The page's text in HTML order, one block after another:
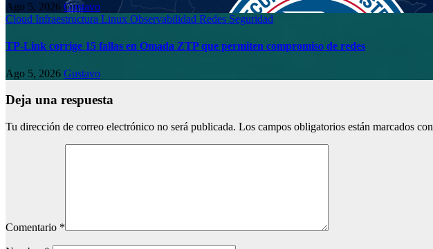
Ago 5, 2026 Gustavo
Cloud Infraestructura Linux Observabilidad Redes Seguridad
TP-Link corrige 15 fallas en Omada ZTP que permiten compromiso de redes
Ago 5, 2026 Gustavo
Deja una respuesta
Tu dirección de correo electrónico no será publicada. Los campos obligatorios están marcados con
Comentario *